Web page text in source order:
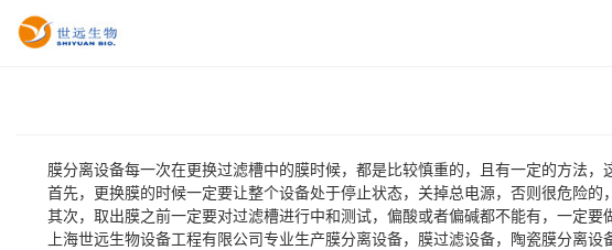
膜分离设备每一次在更换过滤槽中的膜时候，都是比较慎重的，且有一定的方法，
首先，更换膜的时候一定要让整个设备处于停止状态，关掉总电源，否则很危险的
其次，取出膜之前一定要对过滤槽进行中和测试，偏酸或者偏碱都不能有，一定要
上海世远生物设备工程有限公司专业生产膜分离设备， 膜过滤设备，陶瓷膜分离设